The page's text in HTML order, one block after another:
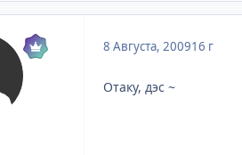
8 Августа, 200916 г
Отаку, дэс ~